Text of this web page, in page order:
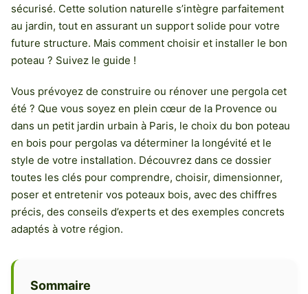
sécurisé. Cette solution naturelle s’intègre parfaitement
au jardin, tout en assurant un support solide pour votre
future structure. Mais comment choisir et installer le bon
poteau ? Suivez le guide !
Vous prévoyez de construire ou rénover une pergola cet
été ? Que vous soyez en plein cœur de la Provence ou
dans un petit jardin urbain à Paris, le choix du bon poteau
en bois pour pergolas va déterminer la longévité et le
style de votre installation. Découvrez dans ce dossier
toutes les clés pour comprendre, choisir, dimensionner,
poser et entretenir vos poteaux bois, avec des chiffres
précis, des conseils d’experts et des exemples concrets
adaptés à votre région.
Sommaire